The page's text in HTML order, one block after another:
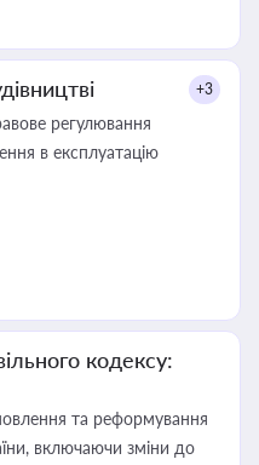
+3
регулювання
в експлуатацію
кодексу:
та реформування
включаючи зміни до